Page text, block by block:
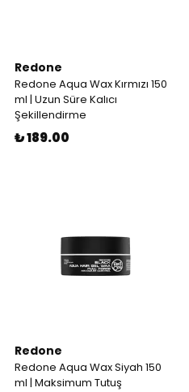
Redone
Redone Aqua Wax Kırmızı 150
ml | Uzun Süre Kalıcı
Şekillendirme
₺ 189.00
Redone
Redone Aqua Wax Siyah 150
ml | Maksimum Tutuş